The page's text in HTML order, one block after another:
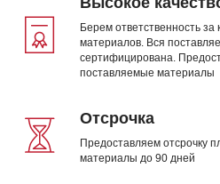
Берем ответственность за
материалов. Вся
сертифицирована.
поставляемые материалы
Отсрочка
Предоставляем отсрочку
материалы до 90 дней